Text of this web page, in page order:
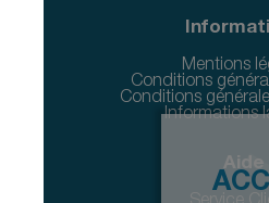
Mentions
Conditions
Conditions
Informations
Aide